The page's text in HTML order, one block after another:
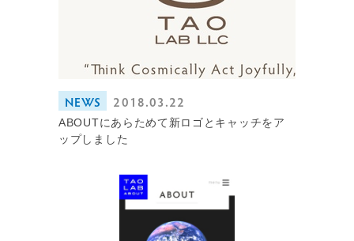
NEWS
2018.03.22
ABOUTにあらためて新ロゴとキャッチをア
ップしました